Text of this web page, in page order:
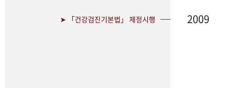
➤ 「건강검진기본법」 제정시행 2009